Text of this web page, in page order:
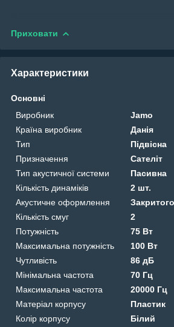
Приховати
Характеристики
Основні
Виробник
Jamo
Країна виробник
Данія
Тип
Підвісна
Призначення
Сателіт
Тип акустичної системи
Пасивна
Кількість динаміків
2 шт.
Акустичне оформлення
Кількість смуг
2
Потужність
75 Вт
Максимальна потужність
100 Вт
Чутливість
86 дБ
Мінімальна частота
70 Гц
Максимальна частота
20000 Гц
Матеріал корпусу
Пластик
Колір корпусу
Білий